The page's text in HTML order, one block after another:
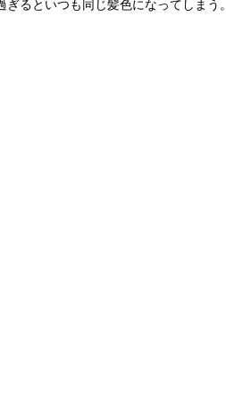
るといつも同じ髪色になってしまう。